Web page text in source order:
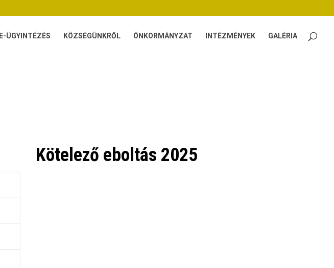
E-ÜGYINTÉZÉS KÖZSÉGÜNKRŐL ÖNKORMÁNYZAT INTÉZMÉNYEK GALÉRIA
Kötelező eboltás 2025